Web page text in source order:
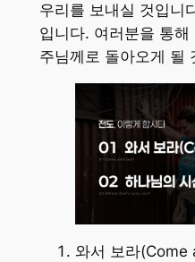
우리를 보내실 것입니
입니다. 여러분을 통
주님께로 돌아오게 될
와서 보라(Come